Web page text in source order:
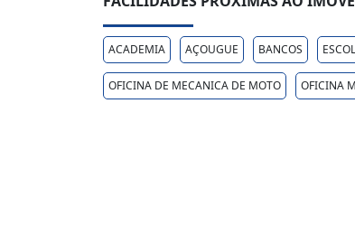
ACADEMIA AÇOUGUE BANCOS
OFICINA DE MECANICA DE MOTO OFICINA